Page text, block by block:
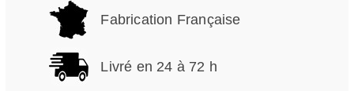
Fabrication Française
Livré en 24 à 72 h